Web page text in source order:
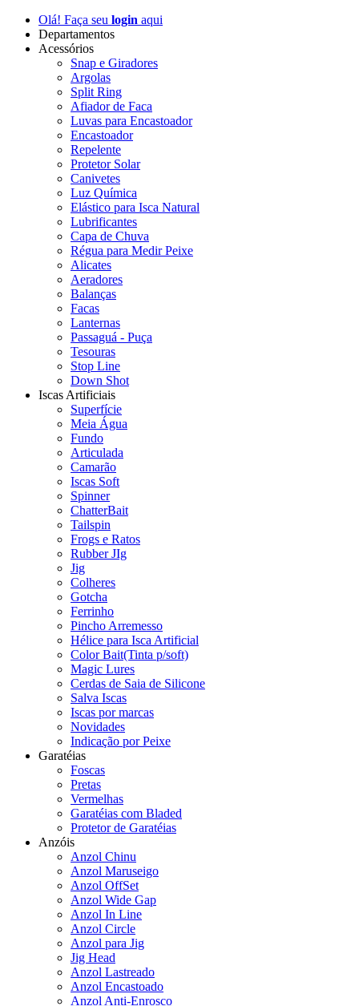
Olá! Faça seu login aqui
Departamentos
Acessórios
Snap e Giradores
Argolas
Split Ring
Afiador de Faca
Luvas para Encastoador
Encastoador
Repelente
Protetor Solar
Canivetes
Luz Química
Elástico para Isca Natural
Lubrificantes
Capa de Chuva
Régua para Medir Peixe
Alicates
Aeradores
Balanças
Facas
Lanternas
Passaguá - Puça
Tesouras
Stop Line
Down Shot
Iscas Artificiais
Superfície
Meia Água
Fundo
Articulada
Camarão
Iscas Soft
Spinner
ChatterBait
Tailspin
Frogs e Ratos
Rubber JIg
Jig
Colheres
Gotcha
Ferrinho
Pincho Arremesso
Hélice para Isca Artificial
Color Bait(Tinta p/soft)
Magic Lures
Cerdas de Saia de Silicone
Salva Iscas
Iscas por marcas
Novidades
Indicação por Peixe
Garatéias
Foscas
Pretas
Vermelhas
Garatéias com Bladed
Protetor de Garatéias
Anzóis
Anzol Chinu
Anzol Maruseigo
Anzol OffSet
Anzol Wide Gap
Anzol In Line
Anzol Circle
Anzol para Jig
Jig Head
Anzol Lastreado
Anzol Encastoado
Anzol Anti-Enrosco